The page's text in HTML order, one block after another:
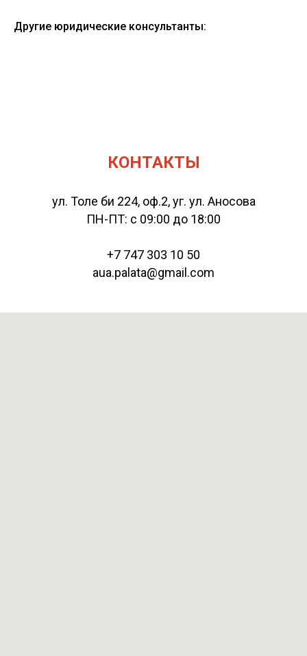
Другие юридические консультанты:
КОНТАКТЫ
ул. Толе би 224, оф.2, уг. ул. Аносова
ПН-ПТ: с 09:00 до 18:00
+7 747 303 10 50
aua.palata@gmail.com